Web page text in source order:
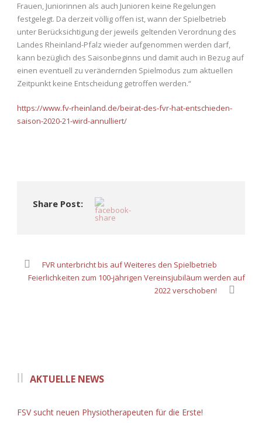
Frauen, Juniorinnen als auch Junioren keine Regelungen
festgelegt. Da derzeit völlig offen ist, wann der Spielbetrieb
unter Berücksichtigung der jeweils geltenden Verordnung des
Landes Rheinland-Pfalz wieder aufgenommen werden darf,
kann bezüglich des Saisonbeginns und damit auch in Bezug auf
einen eventuell zu verändernden Spielmodus zum aktuellen
Zeitpunkt keine Entscheidung getroffen werden.“
https://www.fv-rheinland.de/beirat-des-fvr-hat-entschieden-
saison-2020-21-wird-annulliert/
Share Post:
FVR unterbricht bis auf Weiteres den Spielbetrieb
Feierlichkeiten zum 100-jährigen Vereinsjubiläum werden auf
2022 verschoben!
AKTUELLE NEWS
FSV sucht neuen Physiotherapeuten für die Erste!